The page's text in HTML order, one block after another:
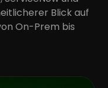
Blick auf
On-Prem bis